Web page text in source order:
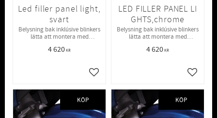
Led filler panel light,
svart
Belysning bak inklúsive blinkers
lätta att montera med
chrom, obs för plug and play
4 620KR
Lägg till i favoriter
LED FILLER PANEL LI
GHTS,chrome
Belysning bak inklúsive blinkers
lätta att montera med
obs för plug and play
4 620KR
Lägg
KÖP KÖP